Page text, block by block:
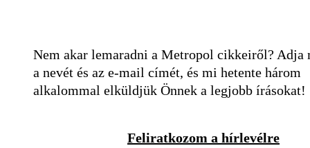
Nem akar lemaradni a Metropol cikkeiről? Adja
a nevét és az e-mail címét, és mi hetente három
alkalommal elküldjük Önnek a legjobb írásokat!
Feliratkozom a hírlevélre